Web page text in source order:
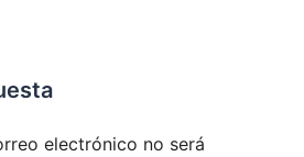
electrónico no será